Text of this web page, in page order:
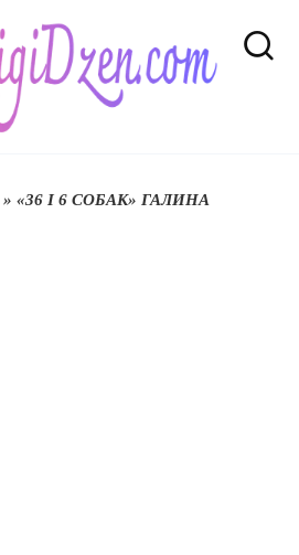
» «36 І 6 СОБАК» ГАЛИНА